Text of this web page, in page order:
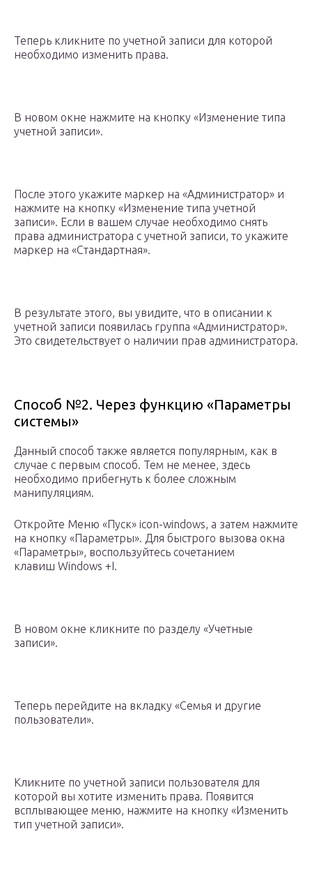
Теперь кликните по учетной записи для которой
необходимо изменить права.
В новом окне нажмите на кнопку «Изменение типа
учетной записи».
После этого укажите маркер на «Администратор» и
нажмите на кнопку «Изменение типа учетной
записи». Если в вашем случае необходимо снять
права администратора с учетной записи, то укажите
маркер на «Стандартная».
В результате этого, вы увидите, что в описании к
учетной записи появилась группа «Администратор».
Это свидетельствует о наличии прав администратора.
Способ №2. Через функцию «Параметры
системы»
Данный способ также является популярным, как в
случае с первым способ. Тем не менее, здесь
необходимо прибегнуть к более сложным
манипуляциям.
Откройте Меню «Пуск» icon-windows, а затем нажмите
на кнопку «Параметры». Для быстрого вызова окна
«Параметры», воспользуйтесь сочетанием
клавиш Windows +I.
В новом окне кликните по разделу «Учетные
записи».
Теперь перейдите на вкладку «Семья и другие
пользователи».
Кликните по учетной записи пользователя для
которой вы хотите изменить права. Появится
всплывающее меню, нажмите на кнопку «Изменить
тип учетной записи».